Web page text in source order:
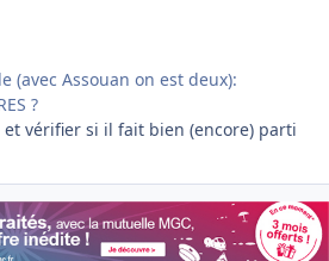
(avec Assouan on est deux):
?
vérifier si il fait bien (encore) parti